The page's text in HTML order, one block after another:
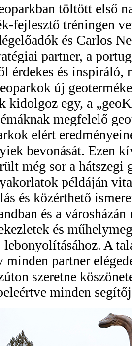
töltött első
fejlesztő tréningen
és Carlos
partner, a
érdekes és
új
kidolgoz egy, a
megfelelő
elért
bevonását. Ezen
még sor a hátszegi
példáján
és közérthető
és a
és
lebonyolításához. A
partner
szeretne
minden